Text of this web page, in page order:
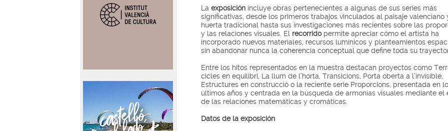
La exposición incluye obras pertenecientes a algunas de sus series más
significativas, desde los primeros trabajos vinculados al paisaje valenciano
huerta tradicional hasta sus investigaciones más recientes sobre las
y las relaciones visuales. El recorridopermite apreciar cómo el artista ha
incorporado nuevos materiales, recursos lumínicos y planteamientos
sin abandonar nunca la coherencia conceptual que define toda su
Entre los hitos representados en la muestra destacan proyectos como
cicles en equilibri, La llum de l’horta, Transicions, Porta oberta a l’invisible,
Estructures en construcció o la reciente serie Proporcions, presentada en
últimos años y centrada en la búsqueda de armonías visuales mediante el
de las relaciones matemáticas y cromáticas.
Datos de la exposición